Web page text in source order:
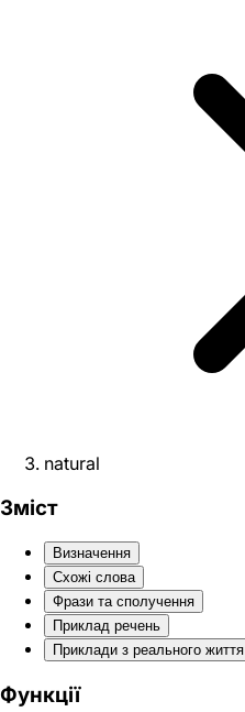
natural
Зміст
Визначення
Схожі слова
Фрази та сполучення
Приклад речень
Приклади з реального життя
Функції